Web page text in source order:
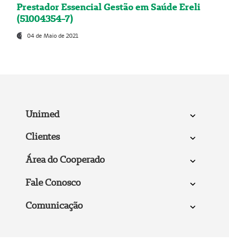
Prestador Essencial Gestão em Saúde Ereli
(51004354-7)
04 de Maio de 2021
Unimed
Clientes
Área do Cooperado
Fale Conosco
Comunicação